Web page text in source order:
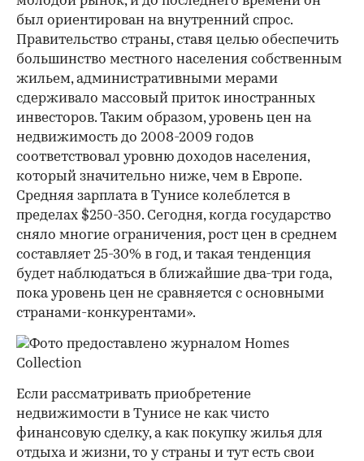
был ориентирован на внутренний спрос.
Правительство страны, ставя целью обеспечить
большинство местного населения собственным
жильем, административными мерами
сдерживало массовый приток иностранных
инвесторов. Таким образом, уровень цен на
недвижимость до 2008-2009 годов
соответствовал уровню доходов населения,
который значительно ниже, чем в Европе.
Средняя зарплата в Тунисе колеблется в
пределах $250-350. Сегодня, когда государство
сняло многие ограничения, рост цен в среднем
составляет 25-30% в год, и такая тенденция
будет наблюдаться в ближайшие два-три года,
пока уровень цен не сравняется с основными
странами-конкурентами».
Если рассматривать приобретение
недвижимости в Тунисе не как чисто
финансовую сделку, а как покупку жилья для
отдыха и жизни, то у страны и тут есть свои